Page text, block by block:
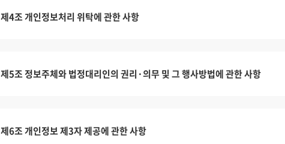
제4조 개인정보처리 위탁에 관한 사항
제5조 정보주체와 법정대리인의 권리·의무 및 그 행사방법에 관한 사항
제6조 개인정보 제3자 제공에 관한 사항